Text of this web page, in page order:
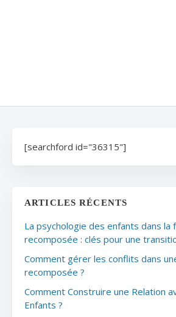
[searchford id="36315"]
ARTICLES RÉCENTS
La psychologie des enfants dans la
recomposée : clés pour une
Comment gérer les conflits dans
recomposée ?
Comment Construire une Relation
Enfants ?